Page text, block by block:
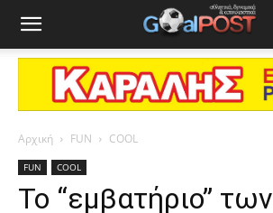
Αρχική FUN COOL
FUN COOL
Το “εμβατήριο” των